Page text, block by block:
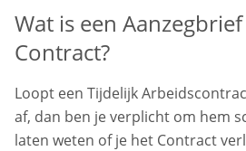
Wat is een
Contract?
Loopt een Tijdelijk
af, dan ben je verplicht om hem
laten weten of je het Contract